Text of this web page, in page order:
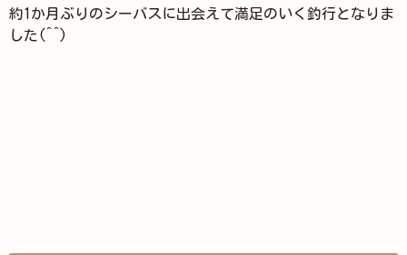
約1か月ぶりのシーバスに出会えて満足のいく釣行となりま
した(^^)